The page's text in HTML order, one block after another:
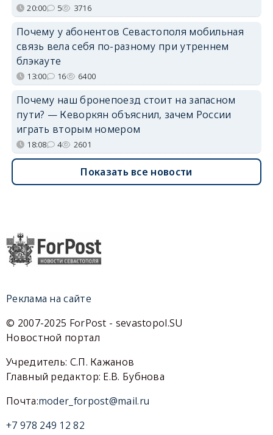
20:00 5 3716
Почему у абонентов Севастополя мобильная
связь вела себя по-разному при утреннем
блэкауте
13:00 16 6400
Почему наш бронепоезд стоит на запасном
пути? — Кеворкян объяснил, зачем России
играть вторым номером
18:08 4 2601
Показать все новости
Реклама на сайте
© 2007-2025 ForPost - sevastopol.SU
Новостной портал
Учредитель: С.П. Кажанов
Главный редактор: Е.В. Бубнова
Почта:moder_forpost@mail.ru
+7 978 249 12 82